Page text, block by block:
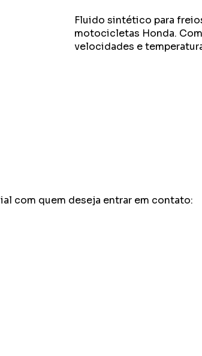
Fluido sintético para
motocicletas Honda.
velocidades e
com quem deseja entrar em contato: